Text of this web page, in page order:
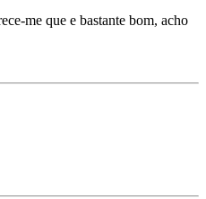
me que e bastante bom, acho